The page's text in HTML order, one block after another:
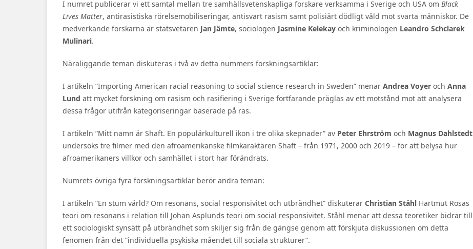
I numret publicerar vi ett samtal mellan tre samhällsvetenskapliga forskare verksamma i Sverige och USA om Black
Lives Matter, antirasistiska rörelsemobiliseringar, antisvart rasism samt polisiärt dödligt våld mot svarta människor. De
medverkande forskarna är statsvetaren Jan Jämte, sociologen Jasmine Kelekay och kriminologen Leandro Schclarek
Mulinari.
Näraliggande teman diskuteras i två av detta nummers forskningsartiklar:
I artikeln ”Importing American racial reasoning to social science research in Sweden” menar Andrea Voyer och Anna
Lund att mycket forskning om rasism och rasifiering i Sverige fortfarande präglas av ett motstånd mot att analysera
dessa frågor utifrån kategoriseringar baserade på ras.
I artikeln ”Mitt namn är Shaft. En populärkulturell ikon i tre olika skepnader” av Peter Ehrström och Magnus Dahlstedt
undersöks tre filmer med den afroamerikanske filmkaraktären Shaft – från 1971, 2000 och 2019 – för att belysa hur
afroamerikaners villkor och samhället i stort har förändrats.
Numrets övriga fyra forskningsartiklar berör andra teman:
I artikeln ”En stum värld? Om resonans, social responsivitet och utbrändhet” diskuterar Christian Ståhl Hartmut Rosas
teori om resonans i relation till Johan Asplunds teori om social responsivitet. Ståhl menar att dessa teoretiker bidrar till
ett sociologiskt synsätt på utbrändhet som skiljer sig från de gängse genom att förskjuta diskussionen om detta
fenomen från det ”individuella psykiska måendet till sociala strukturer”.